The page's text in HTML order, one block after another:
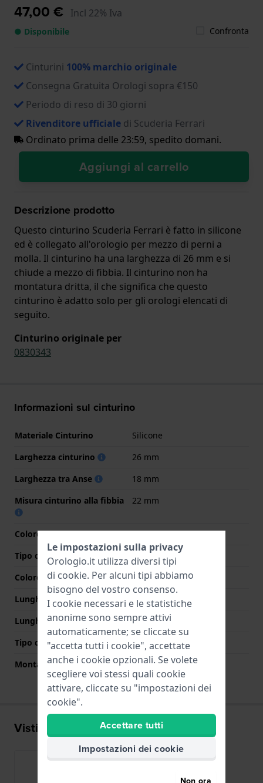
47,00 € Incl 22% Iva
● Disponibile Confronta
Cinturini 100% marchio originale
Consegna Gratuita Orologi sopra €150
Periodo di reso di 30 giorni
Rivenditore ufficiale di Scuderia Ferrari
Ordinato prima delle 23:59, spedito domani.
Aggiungi al carrello
Descrizione prodotto
Questo cinturino Scuderia Ferrari è fatto in silicone
ed è collegato all'orologio per mezzo di perni a
molla. Il cinturino ha una larghezza di 26 mm e si
chiude a mezzo di fibbia. Il cinturino non ha
montatura dritta, il che significa che questo
cinturino è adatto solo per gli orologi elencati di
seguito.
Cinturino originale per
0830343
Informazioni sul cinturino
Materiale Cinturino
Silicone
Larghezza cinturino
26 mm
Larghezza tra Anse
18 mm
Misura cinturino alla fibbia
22 mm
Colore cinturino
Nero
Tipo di chiusura
Fibbia
Colore Chiusura
Nero
Lunghezza Parte Superiore
80 mm
Lunghezza Parte Inferiore
130 mm
Tipo di montatura
Perni a molla
Montatura dritta
No
Visti di recente
Le impostazioni sulla privacy
Orologio.it utilizza diversi tipi
di cookie. Per alcuni tipi abbiamo
bisogno del vostro consenso.
I cookie necessari e le statistiche
anonime sono sempre attivi
automaticamente; se cliccate su
"accetta tutti i cookie", accettate
anche i cookie opzionali. Se volete
scegliere voi stessi quali cookie
attivare, cliccate su "impostazioni dei
cookie".
Accettare tutti
Impostazioni dei cookie
Non ora